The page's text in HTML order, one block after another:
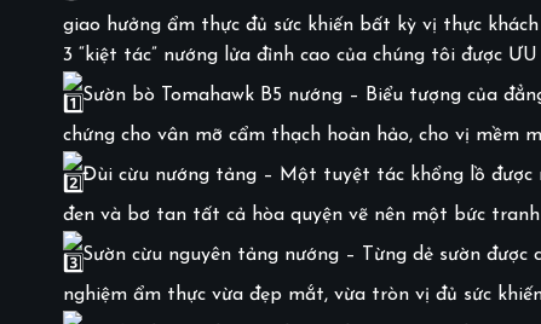
giao hưởng ẩm thực đủ sức khiến bất kỳ vị thực
3 “kiệt tác” nướng lửa đỉnh cao của chúng tôi được
Sườn bò Tomahawk B5 nướng – Biểu tượng của
chứng cho vân mỡ cẩm thạch hoàn hảo, cho vị mềm
Đùi cừu nướng tảng – Một tuyệt tác khổng lồ được
đen và bơ tan tất cả hòa quyện vẽ nên một bức
Sườn cừu nguyên tảng nướng – Từng dẻ sườn
nghiệm ẩm thực vừa đẹp mắt, vừa tròn vị đủ sức